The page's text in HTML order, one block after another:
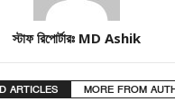
স্টাফ রিপোর্টারঃ MD Ashik
ARTICLES MORE FROM